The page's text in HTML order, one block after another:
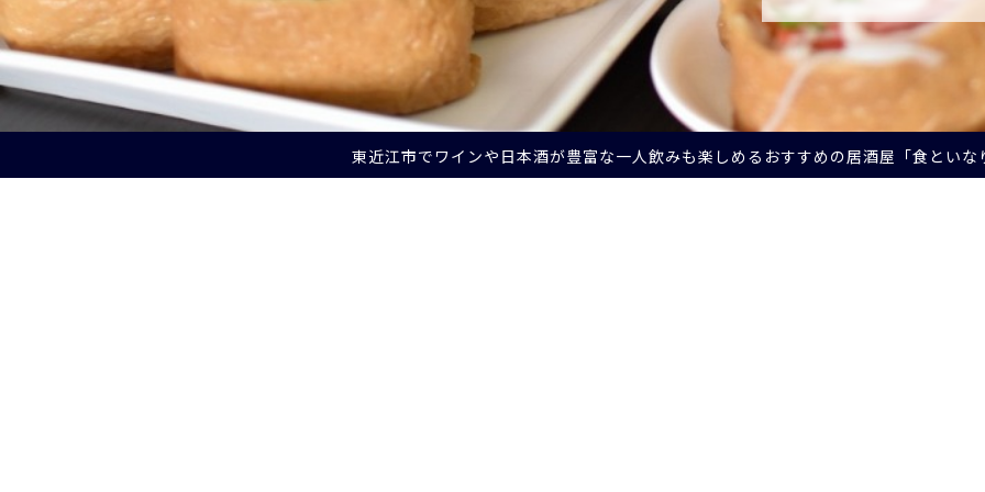
東近江市でワインや日本酒が豊富な一人飲みも楽しめるおすすめの居酒屋「食といな